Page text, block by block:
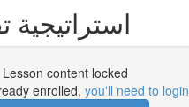
استراتيجية
Lesson content locked
enrolled, you'll need to login